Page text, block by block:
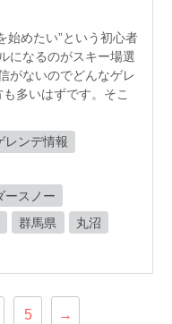
始めたい”という初心者
になるのがスキー場選
がないのでどんなゲレ
多いはずです。そこ
レンデ情報
ースノー
群馬県
丸沼
5 →